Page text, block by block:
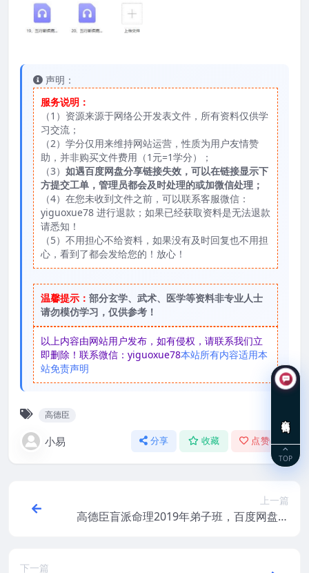
声明：
服务说明：
（1）资源来源于网络公开发表文件，所有资料仅供学
习交流；
（2）学分仅用来维持网站运营，性质为用户友情赞
助，并非购买文件费用（1元=1学分）；
（3） 如遇百度网盘分享链接失效，可以在链接显示下
方提交工单，管理员都会及时处理的或加微信处理；
（4）在您未收到文件之前，可以联系客服微信：
yiguoxue78 进行退款；如果已经获取资料是无法退款
请悉知！
（5）不用担心不给资料，如果没有及时回复也不用担
心，看到了都会发给您的！放心！
温馨提示： 部分玄学、武术、医学等资料非专业人士
请勿模仿学习，仅供参考！
以上内容由网站用户发布，如有侵权，请联系我们立
即删除！联系微信：yiguoxue78本站所有内容适用本
站免责声明
高德臣
小易 分享 收藏 点赞(
上一篇
高德臣盲派命理2019年弟子班，百度网盘下
下一篇
TOP